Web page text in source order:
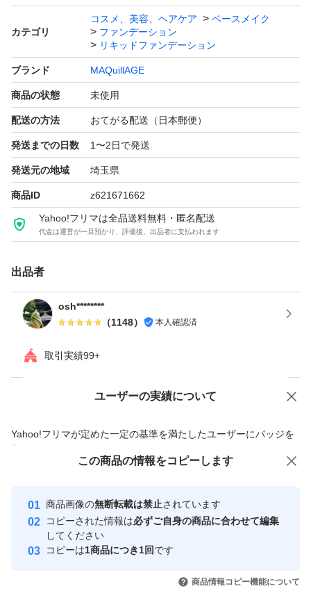
カテゴリ
コスメ、美容、ヘアケア
ベースメイク
ファンデーション
リキッドファンデーション
ブランド MAQuillAGE
商品の状態 未使用
配送の方法 おてがる配送（日本郵便）
発送までの日数 1〜2日で発送
発送元の地域 埼玉県
商品ID z621671662
Yahoo!フリマは全品送料無料・匿名配送
代金は運営が一旦預かり、評価後、出品者に支払われます
出品者
osh********
（1148） 本人確認済
取引実績99+
ユーザーの実績について
Yahoo!フリマが定めた一定の基準を満たしたユーザーにバッジを
付与しています
安心取引出品者
心・安全なユーザーです
取引実績
引を完了させた実績があります
価格の相談 商品への質問
この商品の情報をコピーします
商品画像の無断転載は禁止されています
コピーされた情報は必ずご自身の商品に合わせて編集
してください
コピーは1商品につき1回です
商品情報コピー機能について
この商品をみている人にオススメ